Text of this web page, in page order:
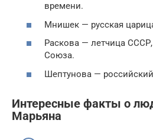
времени.
Мнишек — русская
Раскова — летчица
Союза.
Шептунова —
Интересные факты о
Марьяна